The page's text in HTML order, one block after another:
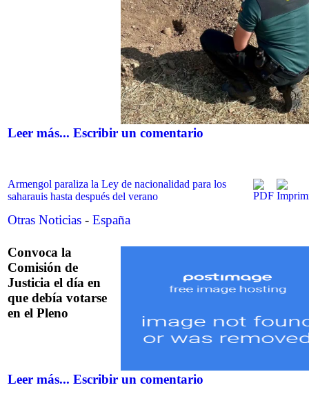
Leer más... Escribir un comentario
Armengol paraliza la Ley de nacionalidad para los
saharauis hasta después del verano
Otras Noticias - España
Convoca la
Comisión de
Justicia el día en
que debía votarse
en el Pleno
Leer más... Escribir un comentario